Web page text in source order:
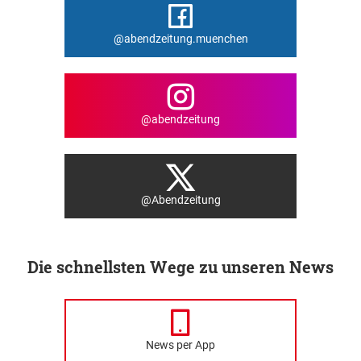
@abendzeitung.muenchen
@abendzeitung
@Abendzeitung
Die schnellsten Wege zu unseren News
News per App